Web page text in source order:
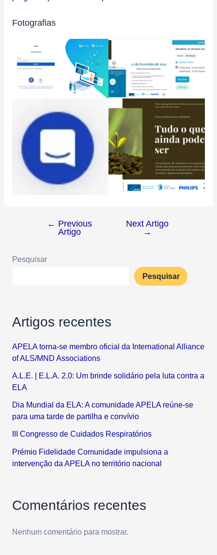
Fotografias
← Previous
Artigo
Next Artigo
→
Pesquisar
Pesquisar
Artigos recentes
APELA torna-se membro oficial da International Alliance
of ALS/MND Associations
A.L.E. | E.L.A. 2.0: Um brinde solidário pela luta contra a
ELA
Dia Mundial da ELA: A comunidade APELA reúne-se
para uma tarde de partilha e convívio
III Congresso de Cuidados Respiratórios
Prémio Fidelidade Comunidade impulsiona a
intervenção da APELA no território nacional
Comentários recentes
Nenhum comentário para mostrar.